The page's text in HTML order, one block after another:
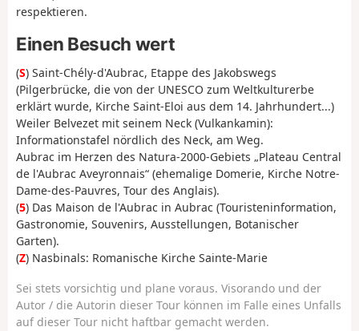
respektieren.
Einen Besuch wert
(S) Saint-Chély-d'Aubrac, Etappe des Jakobswegs
(Pilgerbrücke, die von der UNESCO zum Weltkulturerbe
erklärt wurde, Kirche Saint-Eloi aus dem 14. Jahrhundert...)
Weiler Belvezet mit seinem Neck (Vulkankamin):
Informationstafel nördlich des Neck, am Weg.
Aubrac im Herzen des Natura-2000-Gebiets „Plateau Central
de l'Aubrac Aveyronnais“ (ehemalige Domerie, Kirche Notre-
Dame-des-Pauvres, Tour des Anglais).
(5) Das Maison de l'Aubrac in Aubrac (Touristeninformation,
Gastronomie, Souvenirs, Ausstellungen, Botanischer
Garten).
(Z) Nasbinals: Romanische Kirche Sainte-Marie
Sei stets vorsichtig und plane voraus. Visorando und der
Autor / die Autorin dieser Tour können im Falle eines Unfalls
auf dieser Tour nicht haftbar gemacht werden.